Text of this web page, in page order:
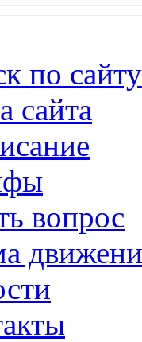
по сайту
сайта
вопрос